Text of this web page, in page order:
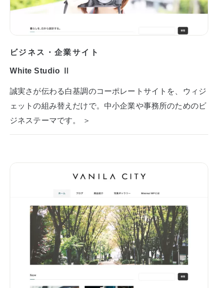
ビジネス・企業サイト
White Studio Ⅱ
誠実さが伝わる白基調のコーポレートサイトを、ウィジ
ェットの組み替えだけで。中小企業や事務所のためのビ
ジネステーマです。 ＞